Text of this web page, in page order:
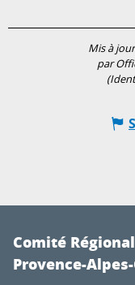
Mis à
par
Comité
Provence-